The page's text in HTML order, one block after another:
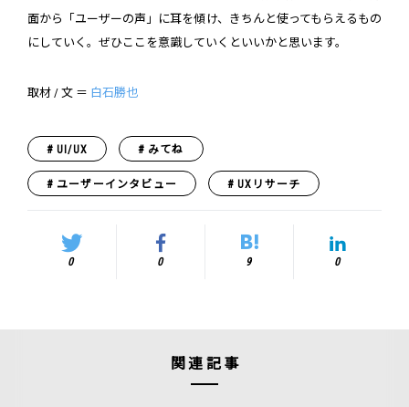
面から「ユーザーの声」に耳を傾け、きちんと使ってもらえるもの
にしていく。ぜひここを意識していくといいかと思います。
取材 / 文 ＝ 白石勝也
UI/UX みてね
ユーザーインタビュー UXリサーチ
0 0 9 0
関連記事